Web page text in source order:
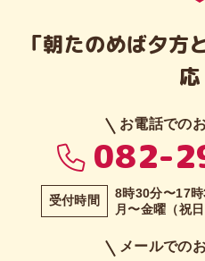
「朝たのめば⼣⽅
応
お電話での
082-
受付時間
8時30分〜17
月〜金曜（祝
メールでの